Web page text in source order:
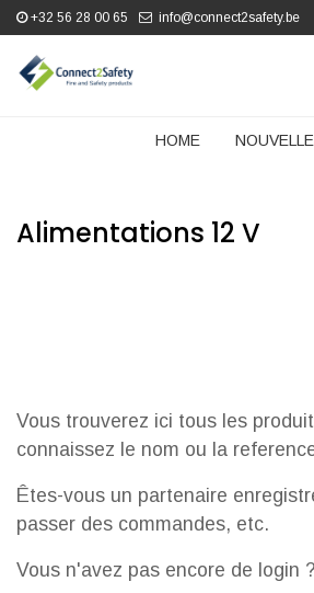
+32 56 28 00 65 info@connect2safety.be
HOME
Alimentations 12 V
Vous trouverez ici tous les
connaissez le nom ou la
Êtes-vous un partenaire
passer des commandes, etc.
Vous n'avez pas encore de login